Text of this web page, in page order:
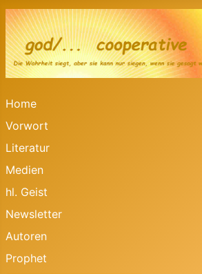
Home
Vorwort
Literatur
Medien
hl. Geist
Newsletter
Autoren
Prophet